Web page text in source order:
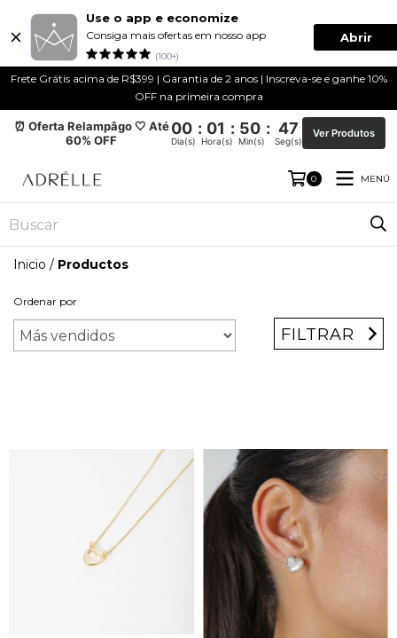
Use o app e economize
Consiga mais ofertas em nosso app
(100+)
Abrir
Frete Grátis acima de R$399 | Garantia de 2 anos | Inscreva-se e ganhe 10%
OFF na primeira compra
⏰ Oferta Relampâgo 🤍 Até
60% OFF
00 : 01 : 50 : 47
Dia(s) Hora(s) Min(s) Seg(s)
Ver Produtos
0 MENÚ
Inicio / Productos
Ordenar por
FILTRAR